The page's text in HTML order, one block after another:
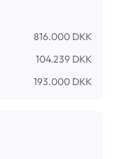
816.000 DKK
104.239 DKK
193.000 DKK